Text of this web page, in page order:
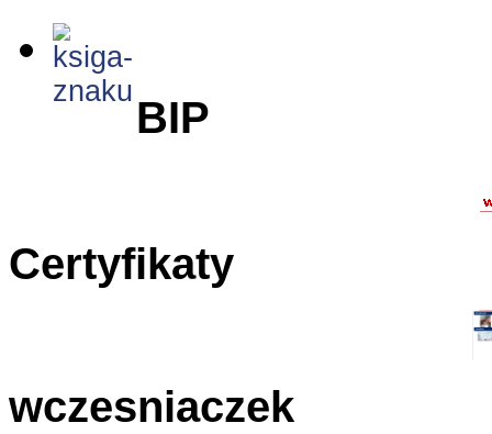
BIP
Certyfikaty
wczesniaczek